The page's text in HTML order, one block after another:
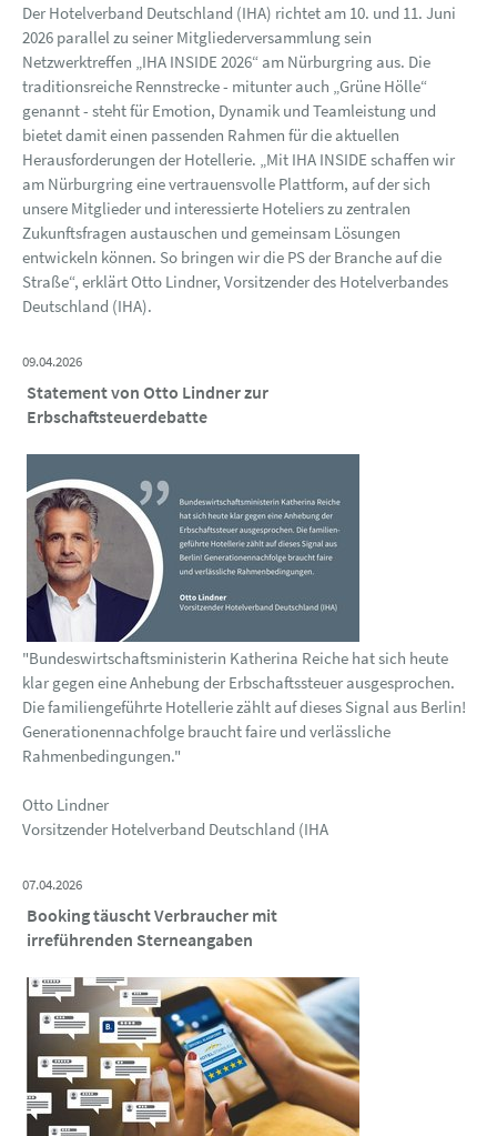
Der Hotelverband Deutschland (IHA) richtet am 10. und 11. Juni
2026 parallel zu seiner Mitgliederversammlung sein
Netzwerktreffen „IHA INSIDE 2026“ am Nürburgring aus. Die
traditionsreiche Rennstrecke - mitunter auch „Grüne Hölle“
genannt - steht für Emotion, Dynamik und Teamleistung und
bietet damit einen passenden Rahmen für die aktuellen
Herausforderungen der Hotellerie. „Mit IHA INSIDE schaffen wir
am Nürburgring eine vertrauensvolle Plattform, auf der sich
unsere Mitglieder und interessierte Hoteliers zu zentralen
Zukunftsfragen austauschen und gemeinsam Lösungen
entwickeln können. So bringen wir die PS der Branche auf die
Straße“, erklärt Otto Lindner, Vorsitzender des Hotelverbandes
Deutschland (IHA).
09.04.2026
Statement von Otto Lindner zur
Erbschaftsteuerdebatte
"Bundeswirtschaftsministerin Katherina Reiche hat sich heute
klar gegen eine Anhebung der Erbschaftssteuer ausgesprochen.
Die familiengeführte Hotellerie zählt auf dieses Signal aus Berlin!
Generationennachfolge braucht faire und verlässliche
Rahmenbedingungen."
Otto Lindner
Vorsitzender Hotelverband Deutschland (IHA
07.04.2026
Booking täuscht Verbraucher mit
irreführenden Sterneangaben